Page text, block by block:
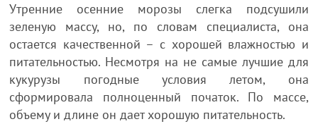
Утренние осенние морозы слегка подсушили
зеленую массу, но, по словам специалиста, она
остается качественной – с хорошей влажностью и
питательностью. Несмотря на не самые лучшие для
кукурузы погодные условия летом, она
сформировала полноценный початок. По массе,
объему и длине он дает хорошую питательность.